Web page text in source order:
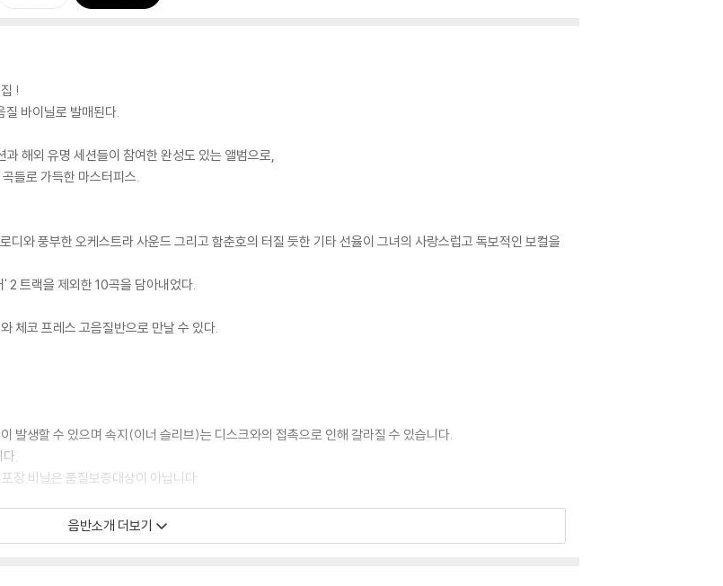
!
바이닐로 발매된다.
해외 유명 세션들이 참여한 완성도 있는 앨범으로,
들로 가득한 마스터피스.
디와 풍부한 오케스트라 사운드 그리고 함춘호의 터질 듯한 기타 선율이 그녀의 사랑스럽고 독보적인 보컬을
2 트랙을 제외한 10곡을 담아내었다.
체코 프레스 고음질반으로 만날 수 있다.
발생할 수 있으며 속지(이너 슬리브)는 디스크와의 접촉으로 인해 갈라질 수 있습니다.
.
장 비닐은 품질보증대상이 아닙니다.
음반소개 더보기